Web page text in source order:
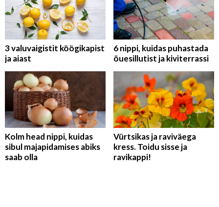
3 valuvaigistit köögikapist
ja aiast
6 nippi, kuidas puhastada
õuesillutist ja kiviterrassi
Kolm head nippi, kuidas
sibul majapidamises abiks
saab olla
Vürtsikas ja raviväega
kress. Toidu sisse ja
ravikappi!